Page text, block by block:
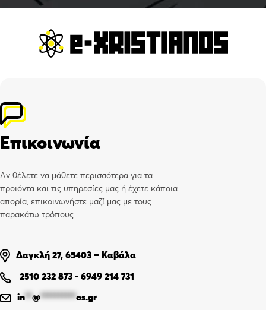
Επικοινωνία
Αν θέλετε να μάθετε περισσότερα για τα
προϊόντα και τις υπηρεσίες μας ή έχετε κάποια
απορία, επικοινωνήστε μαζί μας με τους
παρακάτω τρόπους.
Δαγκλή 27, 65403 – Καβάλα
2510 232 873 - 6949 214 731
in**@**********os.gr